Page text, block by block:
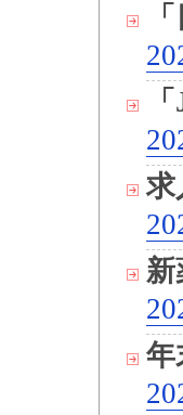
求
新
年